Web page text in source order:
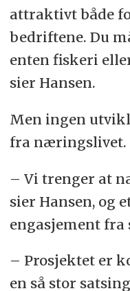
attraktivt både
bedriftene. Du
enten fiskeri
sier Hansen.
Men ingen
fra næringslivet.
– Vi trenger at
sier Hansen, og
engasjement
– Prosjektet er
en så stor